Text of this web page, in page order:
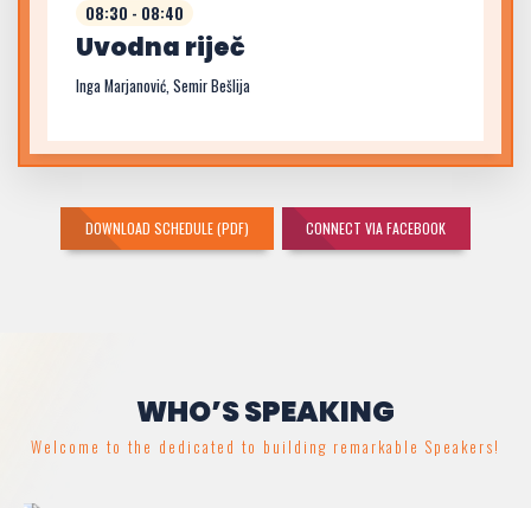
08:30 - 08:40
Uvodna riječ
Inga Marjanović, Semir Bešlija
DOWNLOAD SCHEDULE (PDF) CONNECT VIA FACEBOOK
WHO’S SPEAKING
Welcome to the dedicated to building remarkable Speakers!